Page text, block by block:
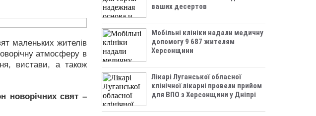
маленьких жителів
атмосферу в
вистави, а також
новорічних свят –
ваших десертов
Мобільні клініки надали медичну
допомогу 9 687 жителям
Херсонщини
Лікарі Луганської обласної
клінічної лікарні провели прийом
для ВПО з Херсонщини у Дніпрі